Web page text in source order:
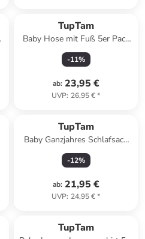
TupTam
Baby Hose mit Fuß 5er Pack
in grau/beige
-11%
ab: 23,95 €
UVP: 26,95 €*
TupTam
Baby Ganzjahres Schlafsack
Wattiert in grau/braun
-12%
ab: 21,95 €
UVP: 24,95 €*
TupTam